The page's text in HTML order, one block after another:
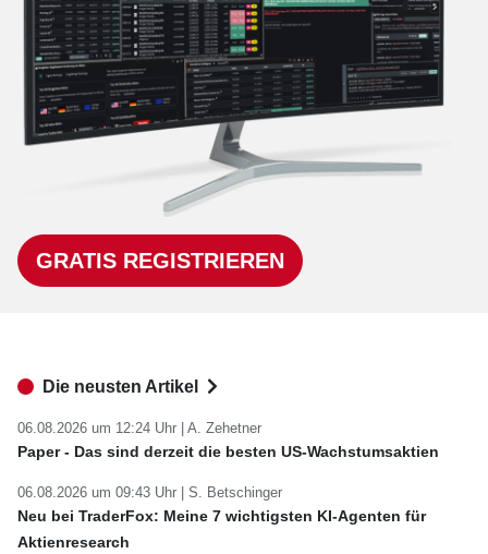
GRATIS REGISTRIEREN
Die neusten Artikel
06.08.2026 um 12:24 Uhr | A. Zehetner
Paper - Das sind derzeit die besten US-Wachstumsaktien
06.08.2026 um 09:43 Uhr | S. Betschinger
Neu bei TraderFox: Meine 7 wichtigsten KI-Agenten für
Aktienresearch